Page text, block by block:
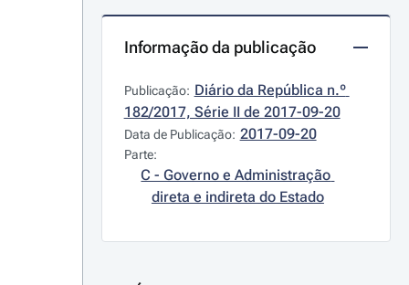
Informação da publicação
Publicação: Diário da República n.º
182/2017, Série II de 2017-09-20
Data de Publicação: 2017-09-20
Parte:
C - Governo e Administração
direta e indireta do Estado